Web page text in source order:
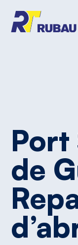
Port
de